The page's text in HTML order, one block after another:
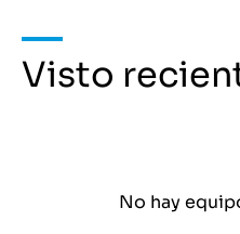
Visto
No hay